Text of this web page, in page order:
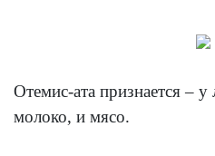
Отемис-ата признается –
молоко, и мясо.